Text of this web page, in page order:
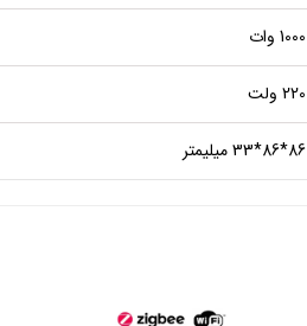
1000 وات
220 ولت
86*86*33 میلیمتر